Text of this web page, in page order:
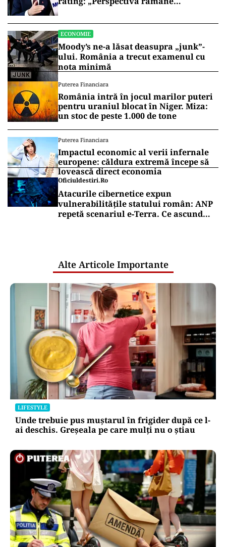
ECONOMIE
Moody’s ne-a lăsat deasupra „junk”-
ului. România a trecut examenul cu
nota minimă
Puterea Financiara
România intră în jocul marilor puteri
pentru uraniul blocat în Niger. Miza:
un stoc de peste 1.000 de tone
Puterea Financiara
Impactul economic al verii infernale
europene: căldura extremă începe să
lovească direct economia
Oficiuldestiri.ro
Atacurile cibernetice expun
vulnerabilitățile statului român: ANP
repetă scenariul e‑Terra. Ce ascund
Alte Articole Importante
LIFESTYLE
Unde trebuie pus muștarul în frigider după ce l-
ai deschis. Greșeala pe care mulți nu o știau